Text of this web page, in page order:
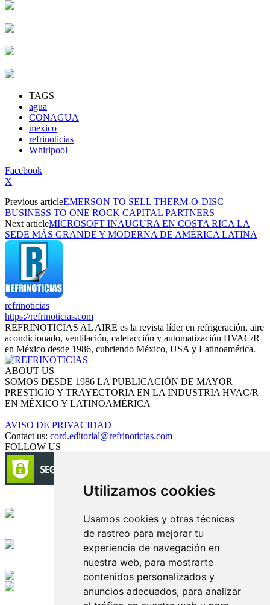
Utilizamos cookies
Usamos cookies y otras técnicas
de rastreo para mejorar tu
experiencia de navegación en
nuestra web, para mostrarte
contenidos personalizados y
anuncios adecuados, para analizar
TAGS
agua
CONAGUA
mexico
refrinoticias
Whirlpool
Facebook
X
Previous articleEMERSON TO SELL THERM-O-DISC
BUSINESS TO ONE ROCK CAPITAL PARTNERS
Next articleMICROSOFT INAUGURA EN COSTA RICA LA
SEDE MÁS GRANDE Y MODERNA DE AMÉRICA LATINA
refrinoticias
https://refrinoticias.com
REFRINOTICIAS AL AIRE es la revista líder en refrigeración, aire
acondicionado, ventilación, calefacción y automatización HVAC/R
en México desde 1986, cubriendo México, USA y Latinoamérica.
ABOUT US
SOMOS DESDE 1986 LA PUBLICACIÓN DE MAYOR
PRESTIGIO Y TRAYECTORIA EN LA INDUSTRIA HVAC/R
EN MÉXICO Y LATINOAMÉRICA
AVISO DE PRIVACIDAD
Contact us: cord.editorial@refrinoticias.com
FOLLOW US
Edición digital con tecnología
Playa Revolcadero 222 Col. Reforma Iztaccihuatl Norte C.P. 08810